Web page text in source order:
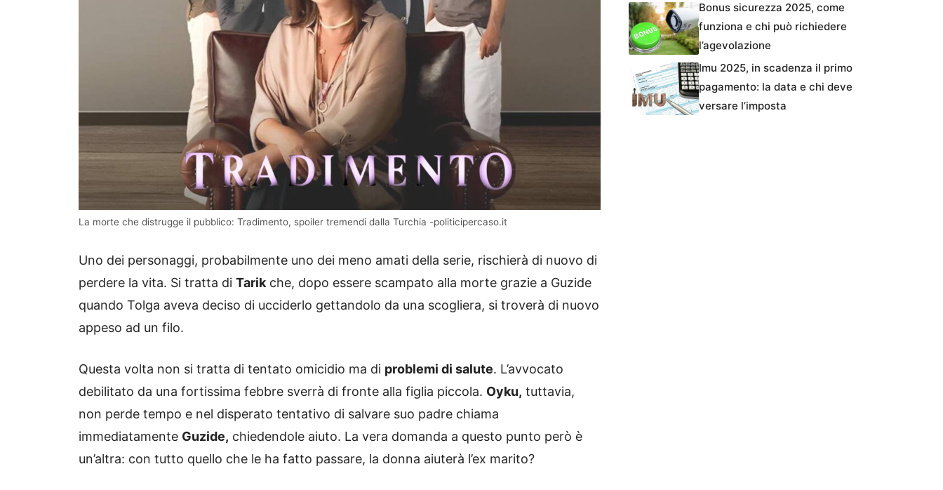
La morte che distrugge il pubblico: Tradimento, spoiler tremendi dalla Turchia -politicipercaso.it
Uno dei personaggi, probabilmente uno dei meno amati della serie, rischierà di nuovo di
perdere la vita. Si tratta di Tarik che, dopo essere scampato alla morte grazie a Guzide
quando Tolga aveva deciso di ucciderlo gettandolo da una scogliera, si troverà di nuovo
appeso ad un filo.
Questa volta non si tratta di tentato omicidio ma di problemi di salute. L’avvocato
debilitato da una fortissima febbre sverrà di fronte alla figlia piccola. Oyku, tuttavia,
non perde tempo e nel disperato tentativo di salvare suo padre chiama
immediatamente Guzide, chiedendole aiuto. La vera domanda a questo punto però è
un’altra: con tutto quello che le ha fatto passare, la donna aiuterà l’ex marito?
Bonus sicurezza 2025, come
funziona e chi può richiedere
l’agevolazione
Imu 2025, in scadenza il primo
pagamento: la data e chi deve
versare l’imposta